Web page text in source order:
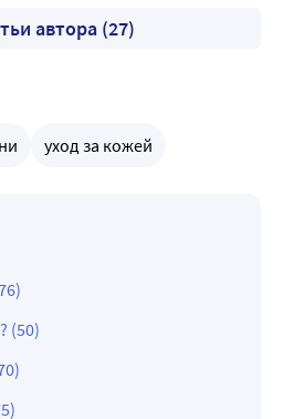
автора (27)
уход за кожей
(50)